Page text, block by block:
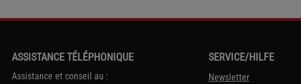
ASSISTANCE TÉLÉPHONIQUE
Assistance et conseil au :
SERVICE/HILFE
Newsletter